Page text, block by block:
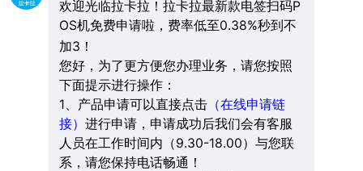
欢迎光临拉卡拉！拉卡拉最新款电签扫码P
OS机免费申请啦，费率低至0.38%秒到不
加3！
您好，为了更方便您办理业务，请您按照
下面提示进行操作：
1、产品申请可以直接点击（在线申请链
接） 进行申请，申请成功后我们会有客服
人员在工作时间内（9.30-18.00）与您联
系，请您保持电话畅通！